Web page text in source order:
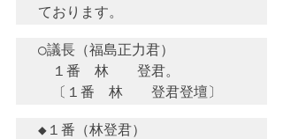
○議長（福島正力君）
１番　林　　登君。
◆１番（林登君）